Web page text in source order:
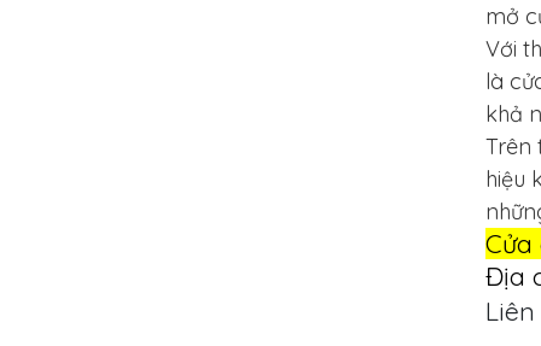
mở
Với
là
khả
Trên
hiệu
Cửa
Địa
Liên